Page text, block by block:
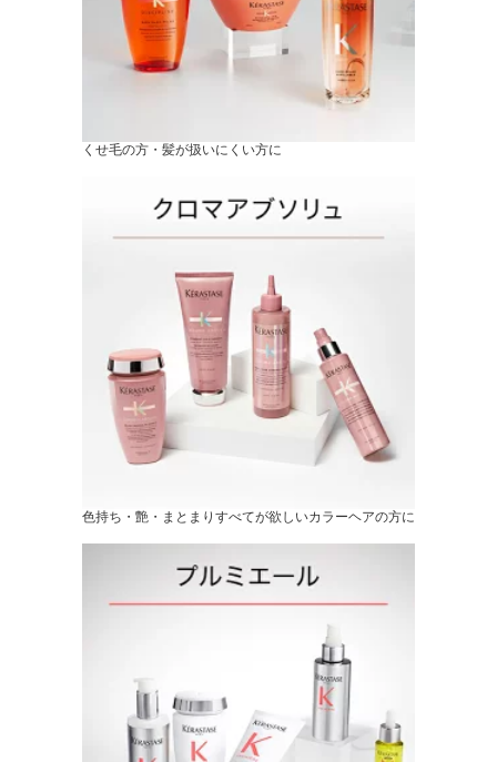
くせ毛の方・髪が扱いにくい方に
色持ち・艶・まとまりすべてが欲しいカラーヘアの方に